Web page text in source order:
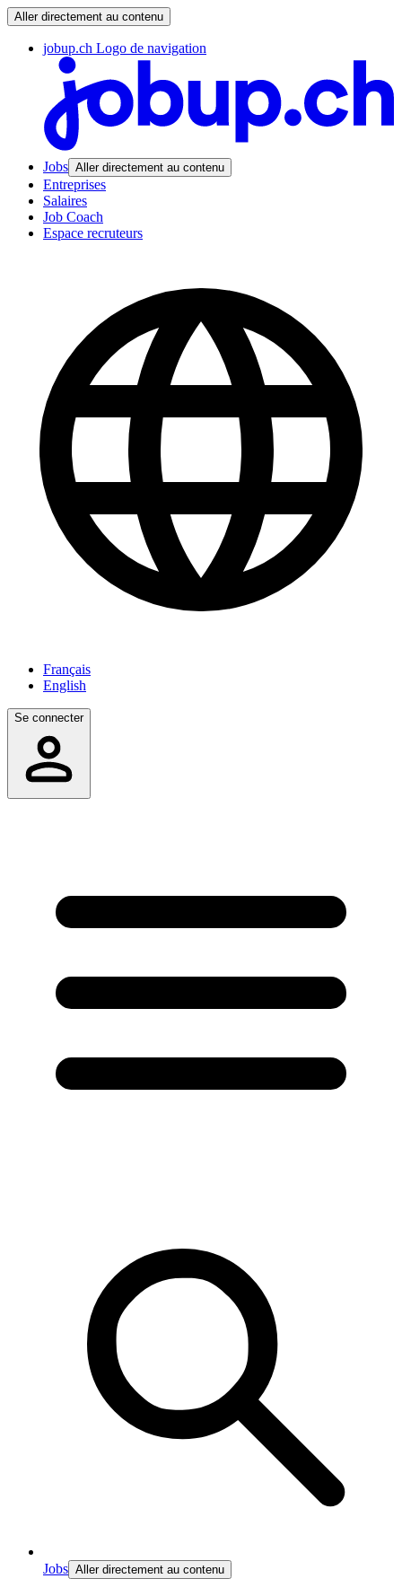
Aller directement au contenu
jobup.ch Logo de navigation
Jobs Aller directement au contenu
Entreprises
Salaires
Job Coach
Espace recruteurs
Français
English
Se connecter
Jobs Aller directement au contenu